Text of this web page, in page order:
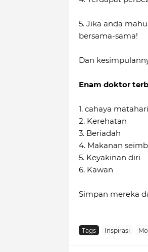
5. Jika anda
bersama-sama!
Dan
Enam doktor
1. cahaya matahari
2. Kerehatan
3. Beriadah
4. Makanan
5. Keyakinan diri
6. Kawan
Simpan mereka
Tags Inspirasi